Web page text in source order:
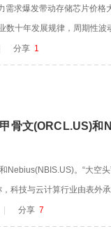
需求爆发带动存储芯片价
数十年发展规律，周期性
，也难以跳出周期涨跌循
芯片企业的发展格局与竞
分享 1
骨文(ORCL.US)
Nebius(NBIS.US)。“大空
科技与云计算行业由表外
文空头仓位，再度对这家
头头寸。 此前伯里持有的是
| 分享 7